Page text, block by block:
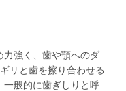
力強く、歯や顎へのダ
リと歯を擦り合わせる
一般的に歯ぎしりと呼